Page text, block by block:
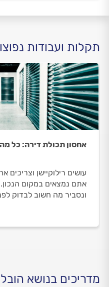
תקלות ועבודות
אחסון תכולת דירה: כל
עושים רילוקיישן וצריכים
אתם נמצאים במקום
ונסביר מה חשוב לבדוק
מדריכים בנושא